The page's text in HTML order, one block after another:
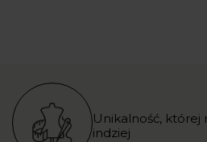
Unikalność, której
indziej